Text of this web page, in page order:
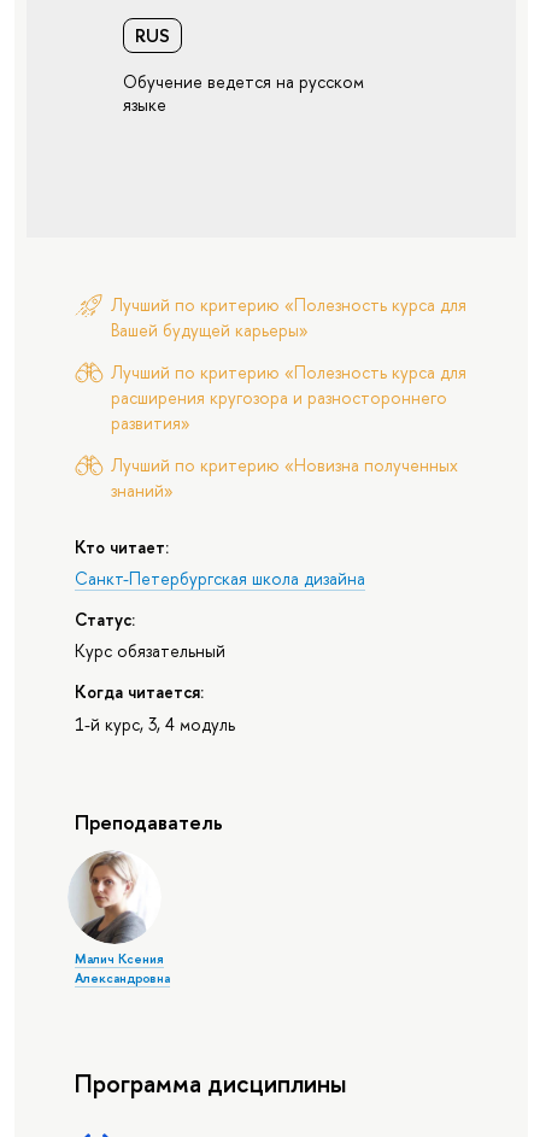
RUS
Обучение ведется на русском
языке
Лучший по критерию «Полезность курса для
Вашей будущей карьеры»
Лучший по критерию «Полезность курса для
расширения кругозора и разностороннего
развития»
Лучший по критерию «Новизна полученных
знаний»
Кто читает:
Санкт-Петербургская школа дизайна
Статус:
Курс обязательный
Когда читается:
1-й курс, 3, 4 модуль
Преподаватель
Малич Ксения
Александровна
Программа дисциплины